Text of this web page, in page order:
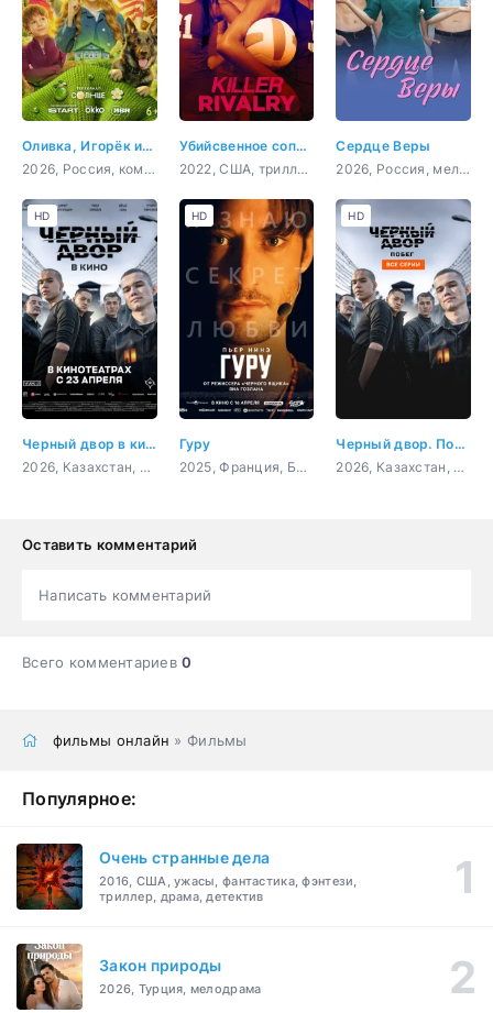
Оливка, Игорёк и Рекс
2026, Россия, комедия, семейный
Убийсвенное соперничество
2022, США, триллер, детектив
Сердце Веры
2026, Россия, мелодрама
Черный двор в кино
2026, Казахстан, Кыргызстан, драма, криминал
HD
Гуру
2025, Франция, Бельгия, триллер
HD
Черный двор. Побег
2026, Казахстан, Кыргызстан, драма, криминал
HD
Оставить комментарий
Написать комментарий
Всего комментариев0
фильмы онлайн » Фильмы
Популярное:
Очень странные дела
2016, США, ужасы, фантастика, фэнтези,
триллер, драма, детектив
Закон природы
2026, Турция, мелодрама